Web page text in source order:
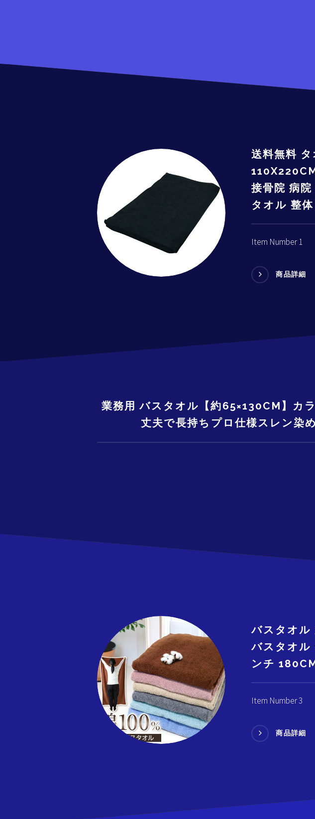
送料無料
接骨院 病
タオル 整
Item Number 1
商品詳細
業務用 バスタオル【約65×130CM】カ
丈夫で長持ちプロ仕様スレン染
バスタオル
バスタオル
ンチ
Item Number 3
商品詳細